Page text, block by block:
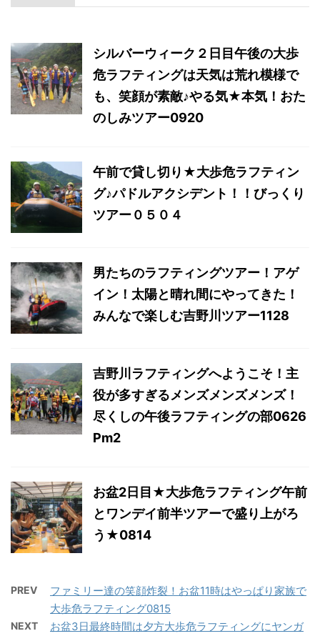
シルバーウィーク２日目午後の大歩
危ラフティングは天気は荒れ模様で
も、笑顔が素敵♪やる気★本気！おた
のしみツアー0920
午前で貸し切り★大歩危ラフティン
グ♪パドルアクシデント！！びっくり
ツアー０５０４
男たちのラフティングツアー！アゲ
イン！太陽と晴れ間にやってきた！
みんなで楽しむ吉野川ツアー1128
吉野川ラフティングへようこそ！主
役が多すぎるメンズメンズメンズ！
尽くしの午後ラフティングの部0626
Pm2
お盆2日目★大歩危ラフティング午前
とワンデイ前半ツアーで盛り上がろ
う★0814
PREV
ファミリー達の笑顔炸裂！お盆11時はやっぱり家族で
大歩危ラフティング0815
NEXT
お盆3日最終時間は夕方大歩危ラフティングにヤンガ